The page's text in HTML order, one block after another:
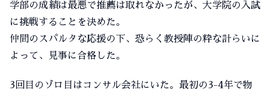
学部の成績は最悪で推薦は取れなかったが、大学院の入試
に挑戦することを決めた。
仲間のスパルタな応援の下、恐らく教授陣の粋な計らいに
よって、見事に合格した。
3回目のゾロ目はコンサル会社にいた。最初の3-4年で物